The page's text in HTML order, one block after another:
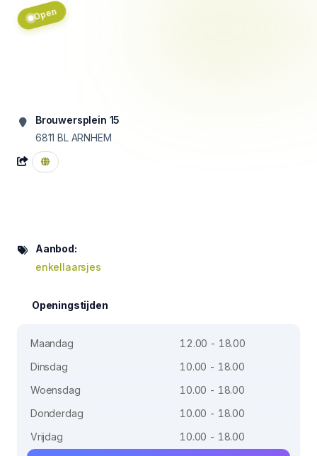
Open
Brouwersplein 15
6811 BL ARNHEM
Aanbod:
enkellaarsjes
Openingstijden
Maandag
12.00 - 18.00
Dinsdag
10.00 - 18.00
Woensdag
10.00 - 18.00
Donderdag
10.00 - 18.00
Vrijdag
10.00 - 18.00